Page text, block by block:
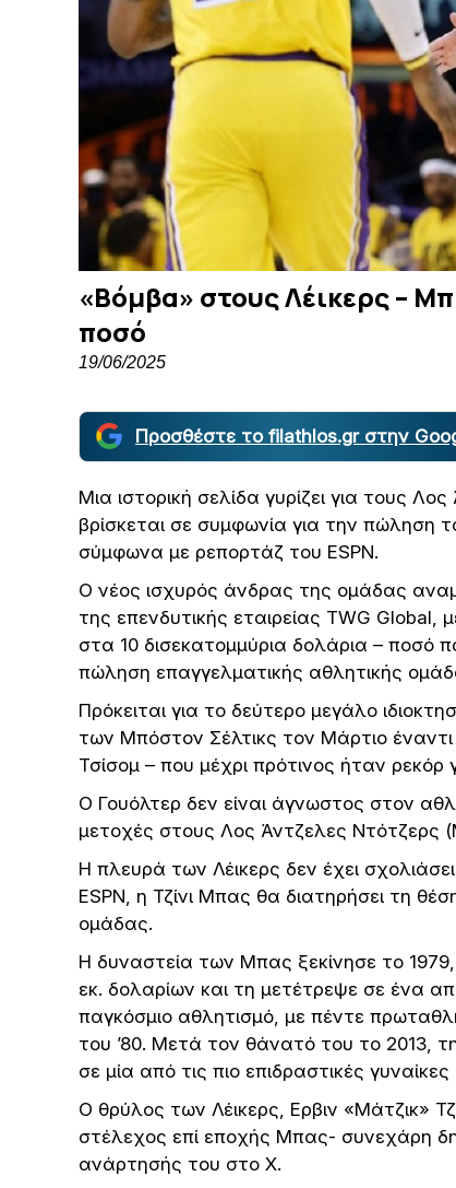
«Βόμβα» στους Λέικερς –
ποσό
19/06/2025
Προσθέστε το filathlos.gr στην
Μια ιστορική σελίδα γυρίζει για τους
βρίσκεται σε συμφωνία για την πώληση
σύμφωνα με ρεπορτάζ του ESPN.
Ο νέος ισχυρός άνδρας της ομάδας
της επενδυτικής εταιρείας TWG
στα 10 δισεκατομμύρια δολάρια – ποσό
πώληση επαγγελματικής αθλητικής
Πρόκειται για το δεύτερο μεγάλο
των Μπόστον Σέλτικς τον Μάρτιο
Τσίσομ – που μέχρι πρότινος ήταν ρεκόρ
Ο Γουόλτερ δεν είναι άγνωστος στον
μετοχές στους Λος Άντζελες Ντότζερς
Η πλευρά των Λέικερς δεν έχει
ESPN, η Τζίνι Μπας θα διατηρήσει τη
ομάδας.
Η δυναστεία των Μπας ξεκίνησε το
εκ. δολαρίων και τη μετέτρεψε σε ένα
παγκόσμιο αθλητισμό, με πέντε
του ’80. Μετά τον θάνατό του το 2013,
σε μία από τις πιο επιδραστικές
Ο θρύλος των Λέικερς, Ερβιν «Μάτζικ»
στέλεχος επί εποχής Μπας- συνεχάρη
ανάρτησής του στο X.